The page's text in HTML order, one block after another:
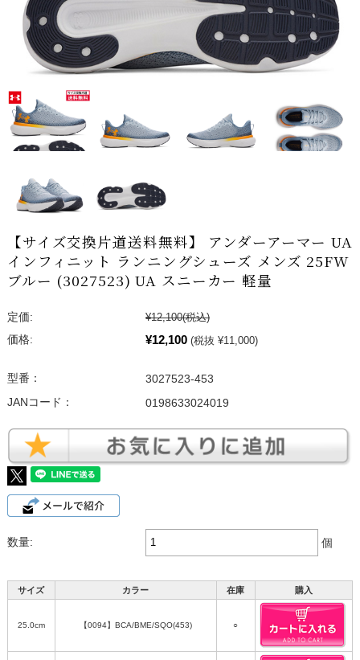
【サイズ交換片道送料無料】 アンダーアーマー UA
インフィニット ランニングシューズ メンズ 25FW
ブルー (3027523) UA スニーカー 軽量
定価: ¥12,100(税込)
価格:
¥12,100 (税抜 ¥11,000)
型番：
3027523-453
JANコード：
0198633024019
数量: 個
サイズ カラー 在庫 購入
25.0cm 【0094】BCA/BME/SQO(453) ○